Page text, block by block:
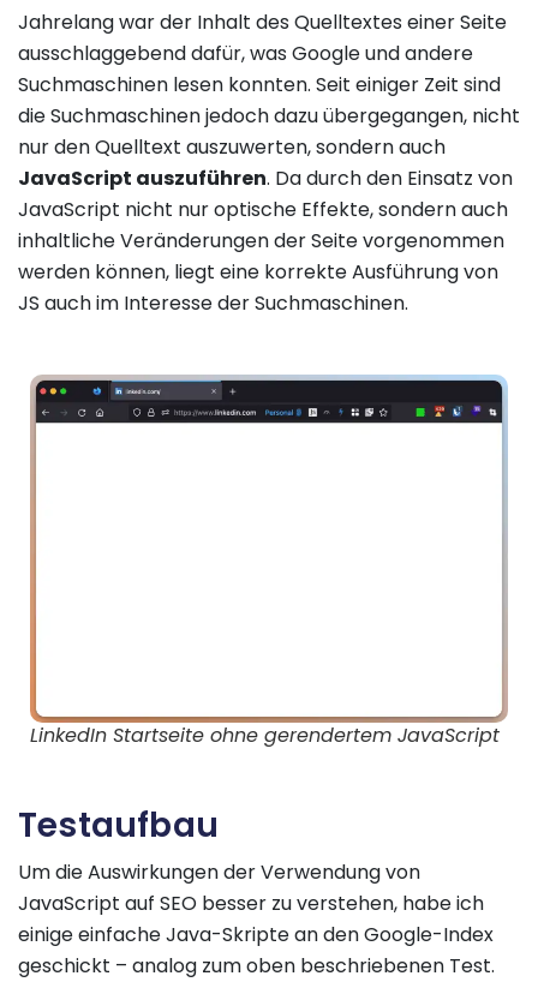
Jahrelang war der Inhalt des Quelltextes einer Seite
ausschlaggebend dafür, was Google und andere
Suchmaschinen lesen konnten. Seit einiger Zeit sind
die Suchmaschinen jedoch dazu übergegangen, nicht
nur den Quelltext auszuwerten, sondern auch
JavaScript auszuführen. Da durch den Einsatz von
JavaScript nicht nur optische Effekte, sondern auch
inhaltliche Veränderungen der Seite vorgenommen
werden können, liegt eine korrekte Ausführung von
JS auch im Interesse der Suchmaschinen.
LinkedIn Startseite ohne gerendertem JavaScript
Testaufbau
Um die Auswirkungen der Verwendung von
JavaScript auf SEO besser zu verstehen, habe ich
einige einfache Java-Skripte an den Google-Index
geschickt – analog zum oben beschriebenen Test.